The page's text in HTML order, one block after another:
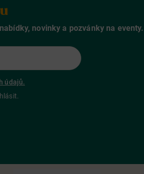
novinky a pozvánky na eventy.
údajů.